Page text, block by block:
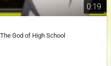
0:19
God of High School